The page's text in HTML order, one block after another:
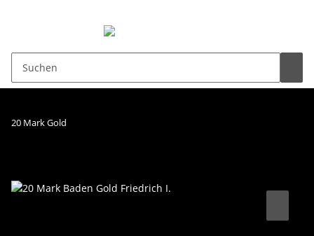
20 Mark Gold